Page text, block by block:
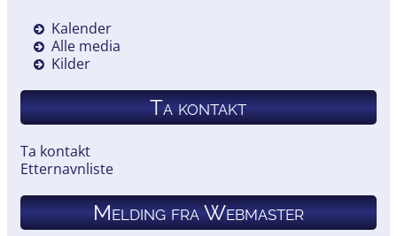
Kalender
Alle media
Kilder
Ta kontakt
Ta kontakt
Etternavnliste
Melding fra Webmaster